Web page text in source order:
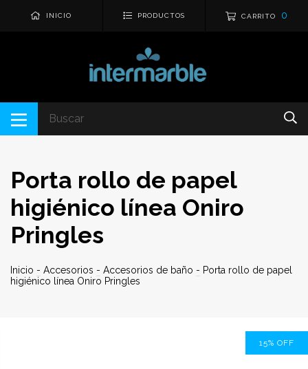
INICIO PRODUCTOS CARRITO 0
Porta rollo de papel
higiénico línea Oniro
Pringles
Inicio - Accesorios - Accesorios de baño - Porta rollo de papel
higiénico línea Oniro Pringles
15% OFF